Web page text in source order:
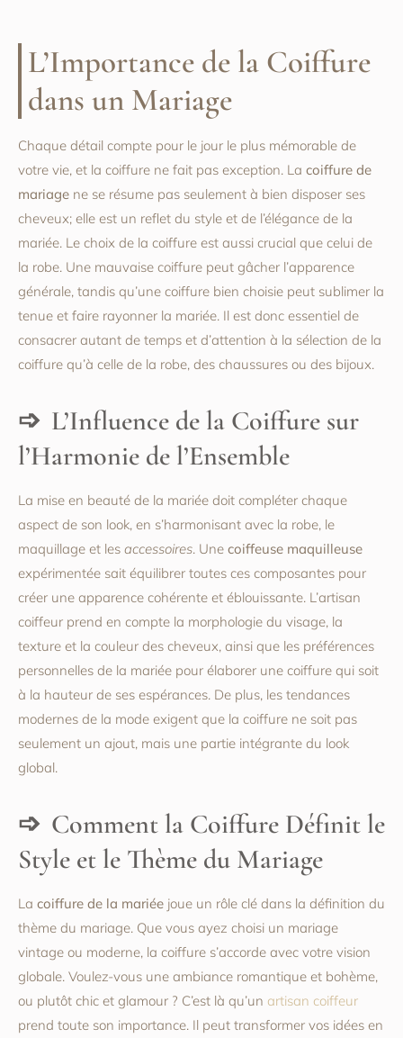
L’Importance de la Coiffure
dans un Mariage
Chaque détail compte pour le jour le plus mémorable de
votre vie, et la coiffure ne fait pas exception. La coiffure de
mariage ne se résume pas seulement à bien disposer ses
cheveux; elle est un reflet du style et de l’élégance de la
mariée. Le choix de la coiffure est aussi crucial que celui de
la robe. Une mauvaise coiffure peut gâcher l’apparence
générale, tandis qu’une coiffure bien choisie peut sublimer la
tenue et faire rayonner la mariée. Il est donc essentiel de
consacrer autant de temps et d’attention à la sélection de la
coiffure qu’à celle de la robe, des chaussures ou des bijoux.
L’Influence de la Coiffure sur
l’Harmonie de l’Ensemble
La mise en beauté de la mariée doit compléter chaque
aspect de son look, en s’harmonisant avec la robe, le
maquillage et les accessoires. Une coiffeuse maquilleuse
expérimentée sait équilibrer toutes ces composantes pour
créer une apparence cohérente et éblouissante. L’artisan
coiffeur prend en compte la morphologie du visage, la
texture et la couleur des cheveux, ainsi que les préférences
personnelles de la mariée pour élaborer une coiffure qui soit
à la hauteur de ses espérances. De plus, les tendances
modernes de la mode exigent que la coiffure ne soit pas
seulement un ajout, mais une partie intégrante du look
global.
Comment la Coiffure Définit le
Style et le Thème du Mariage
La coiffure de la mariée joue un rôle clé dans la définition du
thème du mariage. Que vous ayez choisi un mariage
vintage ou moderne, la coiffure s’accorde avec votre vision
globale. Voulez-vous une ambiance romantique et bohème,
ou plutôt chic et glamour ? C’est là qu’un artisan coiffeur
prend toute son importance. Il peut transformer vos idées en